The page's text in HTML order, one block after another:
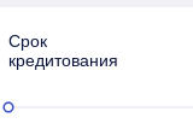
Срок
кредитования